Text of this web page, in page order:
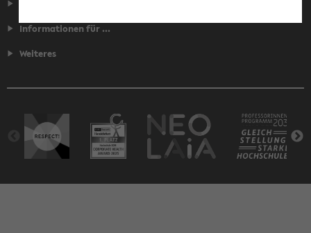
Informationen für ...
Weiteres